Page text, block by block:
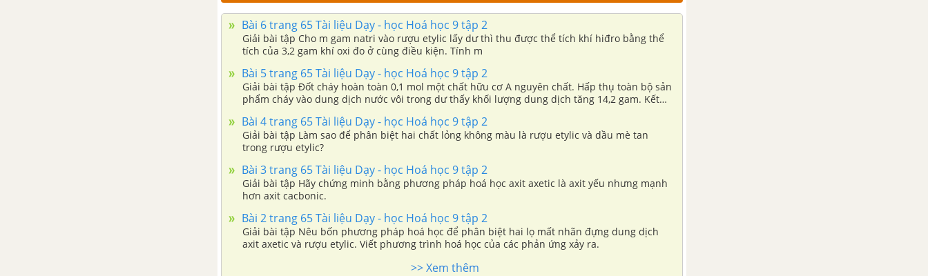
Bài 6 trang 65 Tài liệu Dạy - học Hoá học 9 tập 2
Giải bài tập Cho m gam natri vào rượu etylic lấy dư thì thu được thể tích khí hiđro bằng thể
tích của 3,2 gam khí oxi đo ở cùng điều kiện. Tính m
Bài 5 trang 65 Tài liệu Dạy - học Hoá học 9 tập 2
Giải bài tập Đốt cháy hoàn toàn 0,1 mol một chất hữu cơ A nguyên chất. Hấp thụ toàn bộ sản
phẩm cháy vào dung dịch nước vôi trong dư thấy khối lượng dung dịch tăng 14,2 gam. Kết
tác dụng được với Na.
Bài 4 trang 65 Tài liệu Dạy - học Hoá học 9 tập 2
Giải bài tập Làm sao để phân biệt hai chất lỏng không màu là rượu etylic và dầu mè tan
trong rượu etylic?
Bài 3 trang 65 Tài liệu Dạy - học Hoá học 9 tập 2
Giải bài tập Hãy chứng minh bằng phương pháp hoá học axit axetic là axit yếu nhưng mạnh
hơn axit cacbonic.
Bài 2 trang 65 Tài liệu Dạy - học Hoá học 9 tập 2
Giải bài tập Nêu bốn phương pháp hoá học để phân biệt hai lọ mất nhãn đựng dung dịch
axit axetic và rượu etylic. Viết phương trình hoá học của các phản ứng xảy ra.
>> Xem thêm